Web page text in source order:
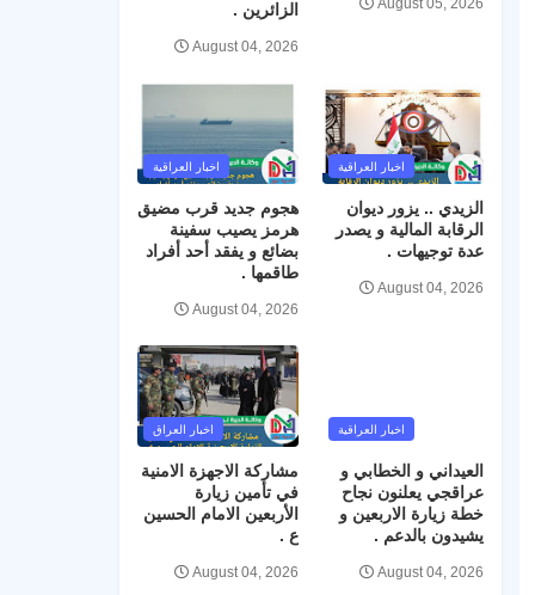
الزائرين .
August 04, 2026
اخبار العراقية
الزيدي .. يزور ديوان
الرقابة المالية و يصدر
عدة توجيهات .
August 04, 2026
اخبار العراقية
هجوم جديد قرب مضيق
هرمز يصيب سفينة
بضائع و يفقد أحد أفراد
طاقمها .
August 04, 2026
اخبار العراقية
العيداني و الخطابي و
عراقجي يعلنون نجاح
خطة زيارة الاربعين و
يشيدون بالدعم .
August 04, 2026
اخبار العراق
مشاركة الاجهزة الامنية
في تأمين زيارة
الأربعين الامام الحسين
ع .
August 04, 2026